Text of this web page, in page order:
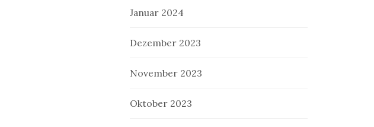
Januar 2024
Dezember 2023
November 2023
Oktober 2023